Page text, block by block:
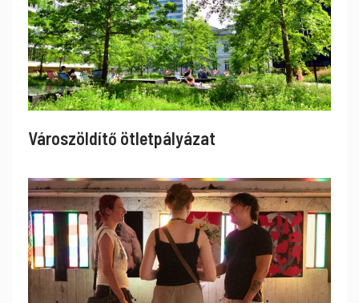
Városzöldítő ötletpályázat